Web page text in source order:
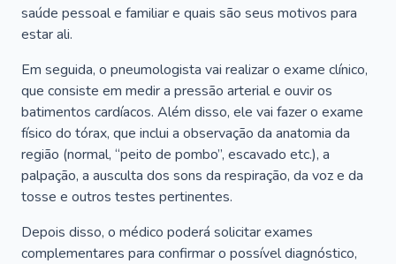
saúde pessoal e familiar e quais são seus motivos para
estar ali.
Em seguida, o pneumologista vai realizar o exame clínico,
que consiste em medir a pressão arterial e ouvir os
batimentos cardíacos. Além disso, ele vai fazer o exame
físico do tórax, que inclui a observação da anatomia da
região (normal, “peito de pombo”, escavado etc.), a
palpação, a ausculta dos sons da respiração, da voz e da
tosse e outros testes pertinentes.
Depois disso, o médico poderá solicitar exames
complementares para confirmar o possível diagnóstico,